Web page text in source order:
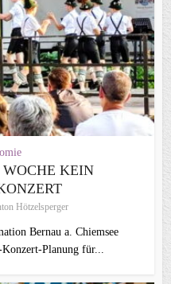
KEIN
Hötzelsperger
Bernau a. Chiemsee
Planung für...